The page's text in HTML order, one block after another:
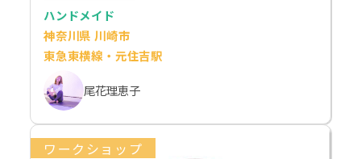
ハンドメイド
神奈川県 川崎市
東急東横線・元住吉駅
尾花理恵子
ワークショップ